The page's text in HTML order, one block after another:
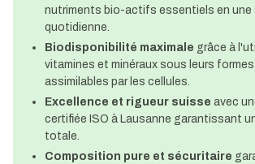
nutriments bio-actifs essentiels en une
quotidienne.
Biodisponibilité maximale grâce à
vitamines et minéraux sous leurs
assimilables par les cellules.
Excellence et rigueur suisse avec
certifiée ISO à Lausanne garantissant
totale.
Composition pure et sécuritaire